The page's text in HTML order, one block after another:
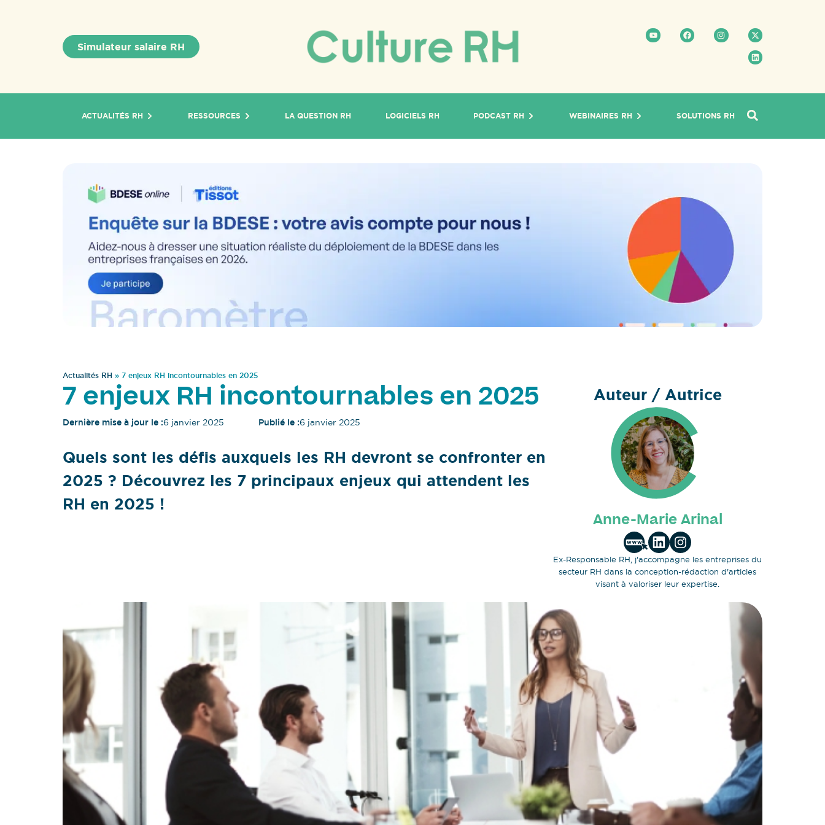
Simulateur salaire RH
ACTUALITÉS RH RESSOURCES LA QUESTION RH LOGICIELS RH PODCAST RH WEBINAIRES RH SOLUTIONS RH
Actualités RH » 7 enjeux RH incontournables en 2025
7 enjeux RH incontournables en 2025
Dernière mise à jour le :6 janvier 2025 Publié le :6 janvier 2025
Quels sont les défis auxquels les RH devront se confronter en
2025 ? Découvrez les 7 principaux enjeux qui attendent les
RH en 2025 !
Auteur / Autrice
Anne-Marie Arinal
Ex-Responsable RH, j'accompagne les entreprises du
secteur RH dans la conception-rédaction d'articles
visant à valoriser leur expertise.